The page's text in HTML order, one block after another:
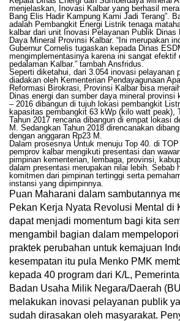
menjelaskan, Inovasi Kalbar yang berhasil
Bang Elis Hadir Kampung Kami Jadi Terang”.
adalah Pembangkit Energi Listrik tenaga
kalbar dari unit Inovasi Pelayanan Publik Dinas
Daya Mineral Provinsi Kalbar. “Ini merupakan
Gubernur Cornelis tugaskan kepada Dinas
mengimplementasinya karena ini sangat efektif
pedalaman Kalbar.” tambah Ansfridus.
Seperti diketahui, dari 3.054 inovasi pelayanan
diadakan oleh Kementerian Pendayagunaan
Reformasi Birokrasi, Provinsi Kalbar bisa
Dinas energi dan sumber daya mineral provinsi
– 2016 dibangun di tujuh lokasi pembangkit
kapasitas pembangkit 63 kWp (kilo watt peak),
Tahun 2017 rencana dibangun di empat lokasi
M. Sedangkan Tahun 2018 direncanakan
dengan anggaran Rp23 M.
Dalam prosesnya Untuk menuju Top 40. di
pemprov kalbar mengikuti presentasi dan
pimpinan kementerian, lembaga, provinsi,
dalam presentasi merupakan nilai lebih. Sebab
komitmen dari pimpinan tertinggi serta
instansi yang dipimpinnya.
Puan Maharani dalam sambutannya
Pekan Kerja Nyata Revolusi Mental di
dapat menjadi momentum bagi kita
mengambil bagian dalam
praktek perubahan untuk kemajuan
kesempatan itu pula Menko PMK
kepada 40 program dari K/L,
Badan Usaha Milik Negara/Daerah
melakukan inovasi pelayanan publik
sudah dirasakan oleh masyarakat.